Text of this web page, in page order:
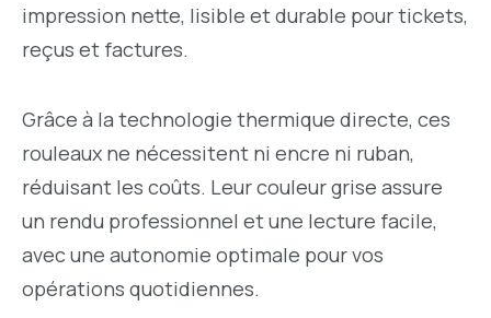
impression nette, lisible et durable pour tickets,
reçus et factures.
Grâce à la technologie thermique directe, ces
rouleaux ne nécessitent ni encre ni ruban,
réduisant les coûts. Leur couleur grise assure
un rendu professionnel et une lecture facile,
avec une autonomie optimale pour vos
opérations quotidiennes.